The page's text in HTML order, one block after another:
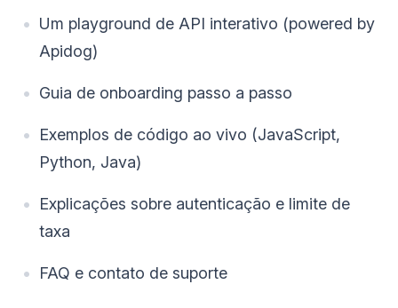
Um playground de API interativo (powered by
Apidog)
Guia de onboarding passo a passo
Exemplos de código ao vivo (JavaScript,
Python, Java)
Explicações sobre autenticação e limite de
taxa
FAQ e contato de suporte